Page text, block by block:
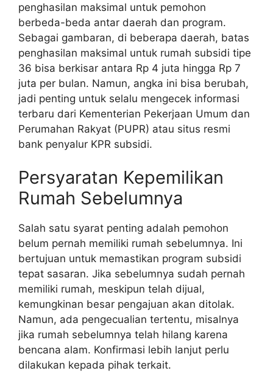
penghasilan maksimal untuk pemohon
berbeda-beda antar daerah dan program.
Sebagai gambaran, di beberapa daerah, batas
penghasilan maksimal untuk rumah subsidi tipe
36 bisa berkisar antara Rp 4 juta hingga Rp 7
juta per bulan. Namun, angka ini bisa berubah,
jadi penting untuk selalu mengecek informasi
terbaru dari Kementerian Pekerjaan Umum dan
Perumahan Rakyat (PUPR) atau situs resmi
bank penyalur KPR subsidi.
Persyaratan Kepemilikan
Rumah Sebelumnya
Salah satu syarat penting adalah pemohon
belum pernah memiliki rumah sebelumnya. Ini
bertujuan untuk memastikan program subsidi
tepat sasaran. Jika sebelumnya sudah pernah
memiliki rumah, meskipun telah dijual,
kemungkinan besar pengajuan akan ditolak.
Namun, ada pengecualian tertentu, misalnya
jika rumah sebelumnya telah hilang karena
bencana alam. Konfirmasi lebih lanjut perlu
dilakukan kepada pihak terkait.